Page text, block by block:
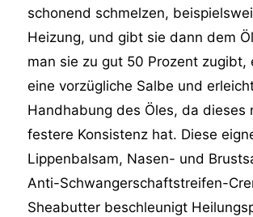
schonend schmelzen,
Heizung, und gibt sie dann dem
man sie zu gut 50 Prozent zugibt,
eine vorzügliche Salbe und
Handhabung des Öles, da dieses
festere Konsistenz hat. Diese
Lippenbalsam, Nasen- und
Anti-Schwangerschaftstreifen-
Sheabutter beschleunigt